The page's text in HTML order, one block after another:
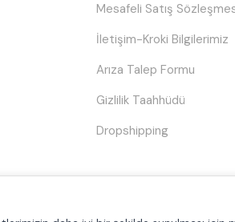
Mesafeli Satış
İletişim-Kroki Bilgilerimiz
Arıza Talep Formu
Gizlilik Taahhüdü
Dropshipping